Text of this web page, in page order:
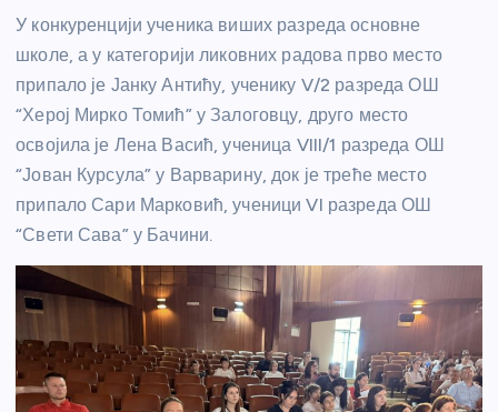
У конкуренцији ученика виших разреда основне
школе, а у категорији ликовних радова прво место
припало је Јанку Антићу, ученику V/2 разреда ОШ
“Херој Мирко Томић” у Залоговцу, друго место
освојила је Лена Васић, ученица VIII/1 разреда ОШ
“Јован Курсула” у Варварину, док је треће место
припало Сари Марковић, ученици VI разреда ОШ
“Свети Сава” у Бачини.